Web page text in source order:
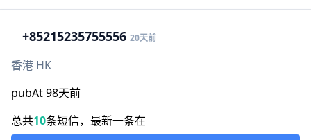
+85215235755556 20天前
香港 HK
pubAt 98天前
总共10条短信，最新一条在